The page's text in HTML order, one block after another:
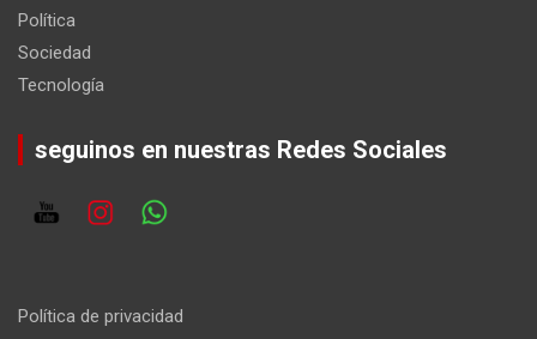
Política
Sociedad
Tecnología
seguinos en nuestras Redes Sociales
Política de privacidad